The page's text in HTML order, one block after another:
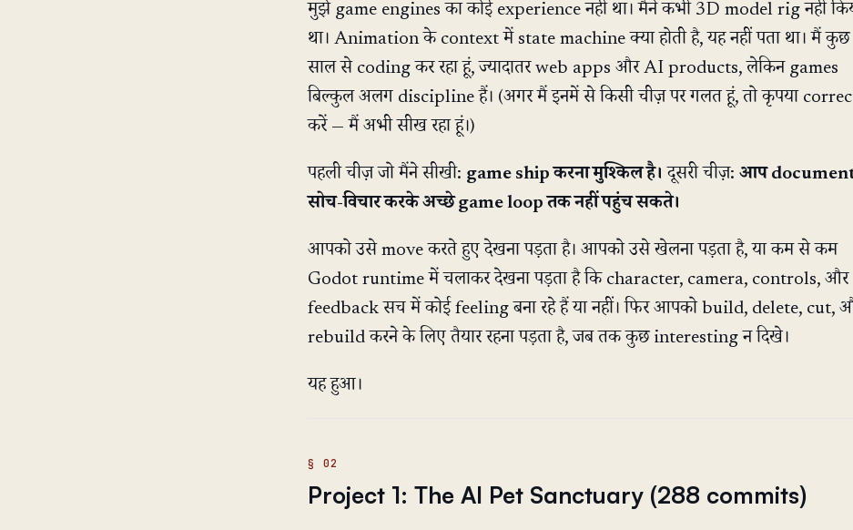
मुझे game engines का कोई experience नहीं था। मैंने कभी 3D model rig नहीं
था। Animation के context में state machine क्या होती है, यह नहीं पता था। मैं कुछ
साल से coding कर रहा हूं, ज्यादातर web apps और AI products, लेकिन games
बिल्कुल अलग discipline हैं। (अगर मैं इनमें से किसी चीज़ पर गलत हूं, तो कृपया
करें — मैं अभी सीख रहा हूं।)
पहली चीज़ जो मैंने सीखी: game ship करना मुश्किल है। दूसरी चीज़: आप
सोच-विचार करके अच्छे game loop तक नहीं पहुंच सकते।
आपको उसे move करते हुए देखना पड़ता है। आपको उसे खेलना पड़ता है, या कम से कम
Godot runtime में चलाकर देखना पड़ता है कि character, camera, controls, और
feedback सच में कोई feeling बना रहे हैं या नहीं। फिर आपको build, delete, cut,
rebuild करने के लिए तैयार रहना पड़ता है, जब तक कुछ interesting न दिखे।
यह हुआ।
Project 1: The AI Pet Sanctuary (288 commits)